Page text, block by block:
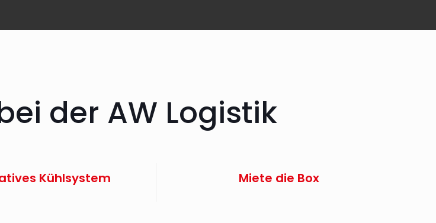
der AW Logistik
Kühlsystem Miete die Box